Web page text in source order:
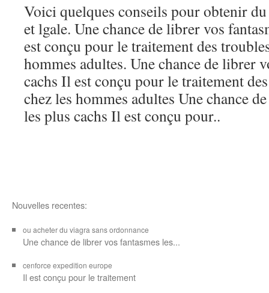
Voici quelques conseils pour obtenir
et lgale. Une chance de librer vos
est conçu pour le traitement des
hommes adultes. Une chance de librer
cachs Il est conçu pour le traitement
chez les hommes adultes Une chance
les plus cachs Il est conçu pour..
Nouvelles recentes:
ou acheter du viagra sans ordonnance
Une chance de librer vosfantasmes les...
cenforce expedition europe
Il estconçu pour le traitement